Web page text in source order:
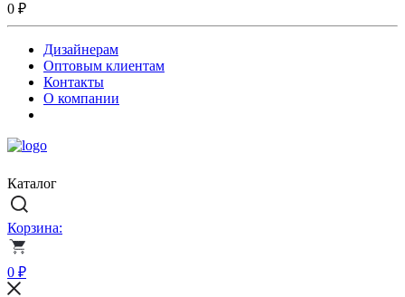
0 ₽
Дизайнерам
Оптовым клиентам
Контакты
О компании
Каталог
Корзина:
0 ₽